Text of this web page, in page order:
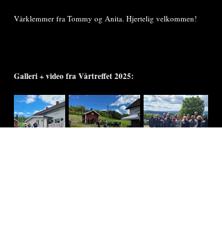
Vårklemmer fra Tommy og Anita. Hjertelig velkommen!
Galleri + video fra Vårtreffet 2025: